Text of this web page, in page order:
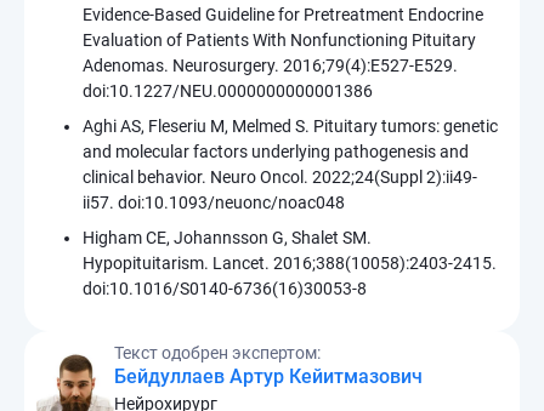
Evidence-Based Guideline for Pretreatment Endocrine
Evaluation of Patients With Nonfunctioning Pituitary
Adenomas. Neurosurgery. 2016;79(4):E527-E529.
doi:10.1227/NEU.0000000000001386
Aghi AS, Fleseriu M, Melmed S. Pituitary tumors: genetic
and molecular factors underlying pathogenesis and
clinical behavior. Neuro Oncol. 2022;24(Suppl 2):ii49-
ii57. doi:10.1093/neuonc/noac048
Higham CE, Johannsson G, Shalet SM.
Hypopituitarism. Lancet. 2016;388(10058):2403-2415.
doi:10.1016/S0140-6736(16)30053-8
Текст одобрен экспертом:
Бейдуллаев Артур Кейитмазович
Нейрохирург